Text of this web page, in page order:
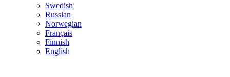
Swedish
Russian
Norwegian
Français
Finnish
English